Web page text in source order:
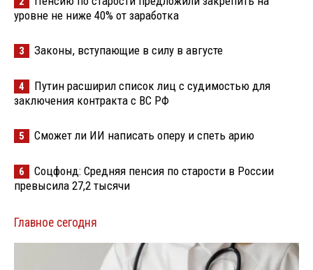
уровне не ниже 40% от заработка
3 Законы, вступающие в силу в августе
4
Путин расширил список лиц с судимостью для
заключения контракта с ВС РФ
5 Сможет ли ИИ написать оперу и спеть арию
6
Соцфонд: Средняя пенсия по старости в России
превысила 27,2 тысячи
Главное сегодня